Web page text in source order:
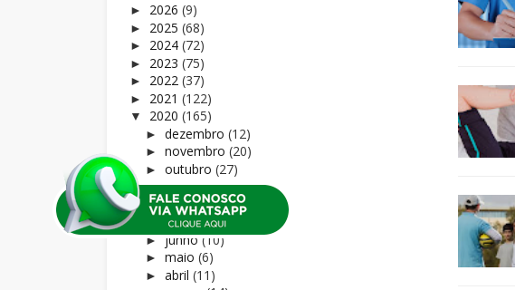
► 2026 (9)
► 2025 (68)
► 2024 (72)
► 2023 (75)
► 2022 (37)
► 2021 (122)
▼ 2020 (165)
► dezembro (12)
► novembro (20)
► outubro (27)
►setembro(20)
►agosto(8)
julho(5)
►junho(10)
► maio (6)
► abril (11)